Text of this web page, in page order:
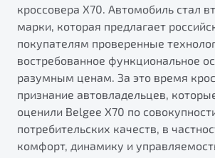
Элегантный и практичный седан
от 1 699 990 ₽*
Обзор В наличии
Узнайте о специальных выгодах при
автомобиля Belgee
Подробно
кроссовера X70. Автомобиль стал
марки, которая предлагает
покупателям проверенные
востребованное функциональное
разумным ценам. За это время
признание автовладельцев,
оценили Belgee X70 по
потребительских качеств, в
комфорт, динамику и